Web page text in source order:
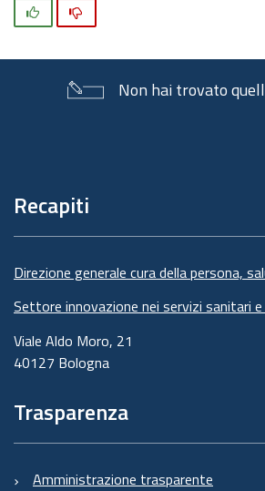
Non hai trovato
pagina
Recapiti
Direzione generale cura della persona,
Settore innovazione nei servizi sanitari e
Viale Aldo Moro, 21
40127 Bologna
Trasparenza
Amministrazione trasparente